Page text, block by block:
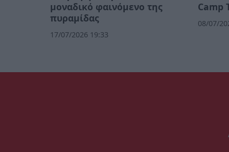
μοναδικό φαινόμενο της
πυραμίδας
17/07/2026 19:33
Camp
08/07/